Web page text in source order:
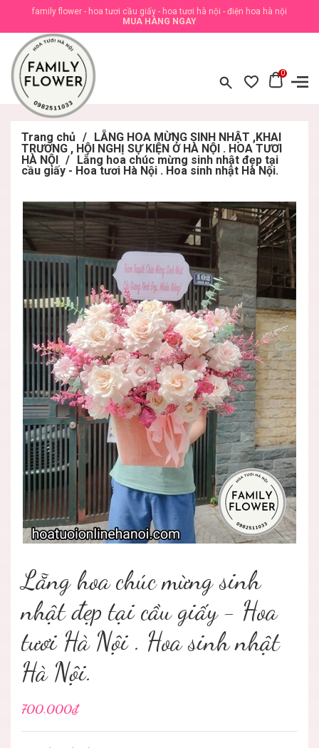
family flower - hoa tươi cầu giấy - hoa tươi hà nội - điện hoa hà nội
MUA HÀNG NGAY
0
Trang chủ / LẴNG HOA MỪNG SINH NHẬT ,KHAI
TRƯƠNG , HỘI NGHỊ SỰ KIỆN Ở HÀ NỘI . HOA TƯƠI
HÀ NỘI / Lẵng hoa chúc mừng sinh nhật đẹp tại
cầu giấy - Hoa tươi Hà Nội . Hoa sinh nhật Hà Nội.
Lẵng hoa chúc mừng sinh
nhật đẹp tại cầu giấy - Hoa
tươi Hà Nội . Hoa sinh nhật
Hà Nội.
700.000₫